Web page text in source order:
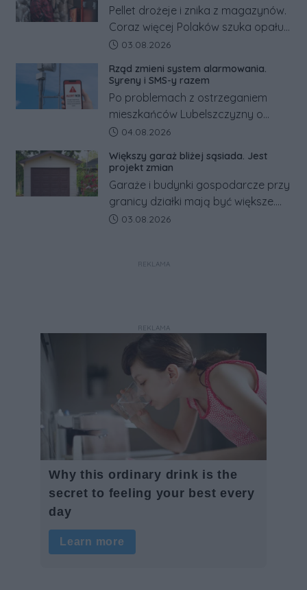
Pellet drożeje i znika z magazynów.
Coraz więcej Polaków szuka opału
za granicą, gdzie bywa nawet
Co się dzieje?
Data dodania artykułu:
03.08.2026
Rząd zmieni system alarmowania.
Syreny i SMS-y razem
Po problemach z ostrzeganiem
mieszkańców Lubelszczyzny o
rosyjskim zagrożeniu rząd
alarmowych, alertów RCB i aplikacji
w jeden system.
Data dodania artykułu:
04.08.2026
Większy garaż bliżej sąsiada. Jest
projekt zmian
Garaże i budynki gospodarcze przy
granicy działki mają być większe.
Projekt zaostrza też zasady
Data dodania artykułu:
03.08.2026
REKLAMA
REKLAMA